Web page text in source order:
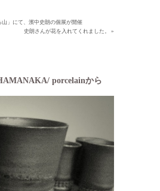
」にて、濱中史朗の個展が開催
史朗さんが花を入れてくれました。 »
porcelainから